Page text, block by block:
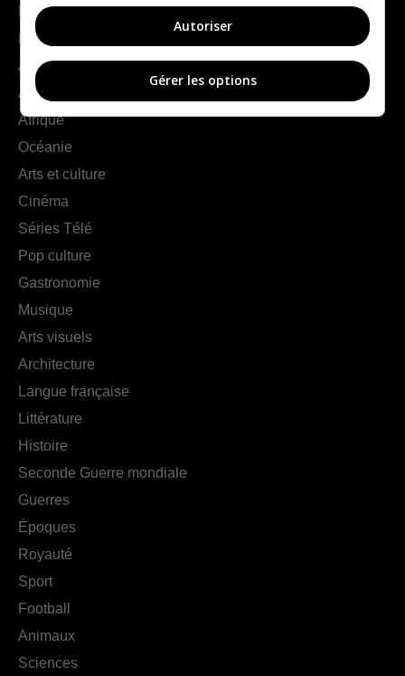
France
Europe
Amériques
Asie
Afrique
Océanie
Arts et culture
Cinéma
Séries Télé
Pop culture
Gastronomie
Musique
Arts visuels
Architecture
Langue française
Littérature
Histoire
Seconde Guerre mondiale
Guerres
Époques
Royauté
Sport
Football
Animaux
Sciences
Autoriser
Gérer les options